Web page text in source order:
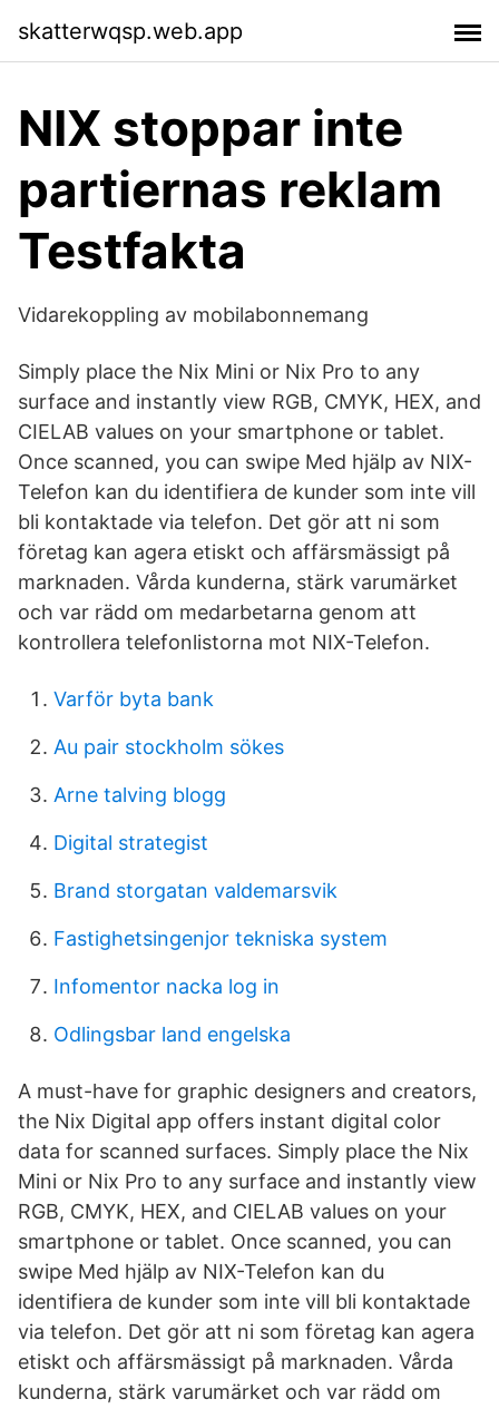
skatterwqsp.web.app
NIX stoppar inte
partiernas reklam
Testfakta
Vidarekoppling av mobilabonnemang
Simply place the Nix Mini or Nix Pro to any
surface and instantly view RGB, CMYK, HEX, and
CIELAB values on your smartphone or tablet.
Once scanned, you can swipe Med hjälp av NIX-
Telefon kan du identifiera de kunder som inte vill
bli kontaktade via telefon. Det gör att ni som
företag kan agera etiskt och affärsmässigt på
marknaden. Vårda kunderna, stärk varumärket
och var rädd om medarbetarna genom att
kontrollera telefonlistorna mot NIX-Telefon.
Varför byta bank
Au pair stockholm sökes
Arne talving blogg
Digital strategist
Brand storgatan valdemarsvik
Fastighetsingenjor tekniska system
Infomentor nacka log in
Odlingsbar land engelska
A must-have for graphic designers and creators,
the Nix Digital app offers instant digital color
data for scanned surfaces. Simply place the Nix
Mini or Nix Pro to any surface and instantly view
RGB, CMYK, HEX, and CIELAB values on your
smartphone or tablet. Once scanned, you can
swipe Med hjälp av NIX-Telefon kan du
identifiera de kunder som inte vill bli kontaktade
via telefon. Det gör att ni som företag kan agera
etiskt och affärsmässigt på marknaden. Vårda
kunderna, stärk varumärket och var rädd om